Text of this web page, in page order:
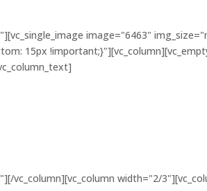
image="6463"
15px
vc_column][vc_column width="2/